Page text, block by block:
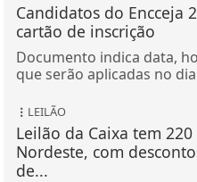
Candidatos do Encceja
cartão de inscrição
Documento indica data,
que serão aplicadas no
LEILÃO
Leilão da Caixa tem
Nordeste, com
de...